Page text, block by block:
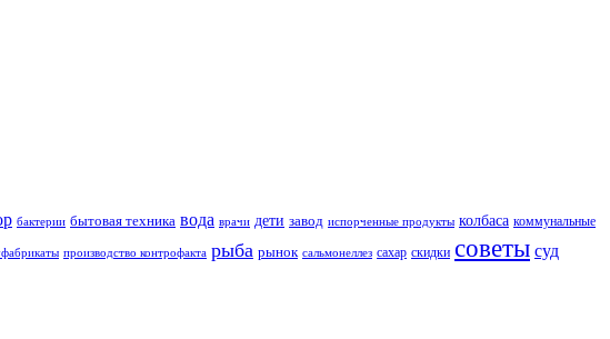
бактерии бытовая техника вода врачи дети завод испорченные продукты колбаса коммунальные
производство контрофакта рыба рынок сальмонеллез сахар скидки советы суд